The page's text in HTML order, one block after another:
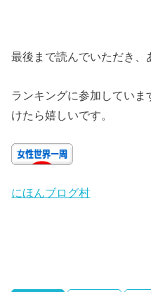
最後まで読んでいただき、
ランキングに参加してい
けたら嬉しいです。
にほんブログ村